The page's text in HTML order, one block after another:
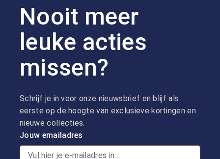
Nooit meer
leuke acties
missen?
Schrijf je in voor onze nieuwsbrief en blijf als
eerste op de hoogte van exclusieve kortingen en
nieuwe collecties.
Jouw emailadres